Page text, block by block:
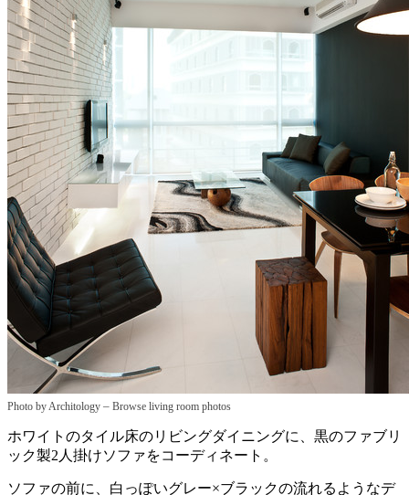
Photo by Architology – Browse living room photos
ホワイトのタイル床のリビングダイニングに、黒のファブリ
ック製2人掛けソファをコーディネート。
ソファの前に、白っぽいグレー×ブラックの流れるようなデ